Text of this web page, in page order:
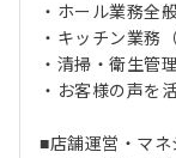
・ホール業務全
・キッチン業務
・清掃・衛生管
・お客様の声を
■店舗運営・マネ